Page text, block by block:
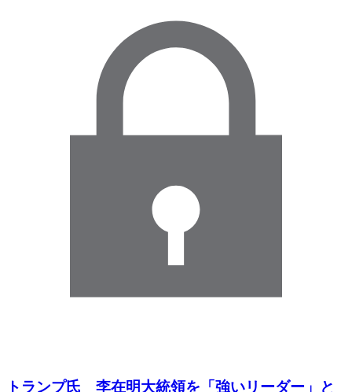
トランプ氏 李在明大統領を「強いリーダー」と